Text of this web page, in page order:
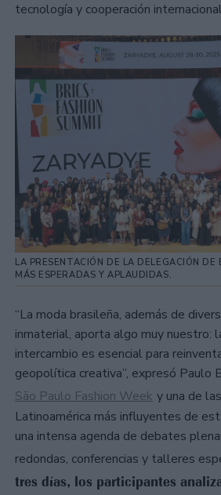
tecnología y cooperación
LA PRESENTACIÓN DE LA DELEGACIÓN DE
MÁS ESPERADAS Y APLAUDIDAS.
“La moda brasileña, además de
inmaterial, aporta algo muy nuestro:
intercambio es esencial para
geopolítica creativa”, expresó Paulo
São Paulo Fashion Week y una de
Latinoamérica más influyentes de
una intensa agenda de debates
redondas, conferencias y talleres
tres días, los participantes